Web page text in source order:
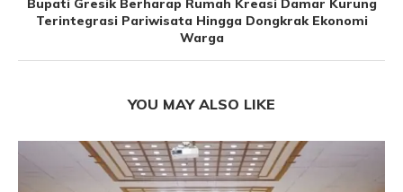
Bupati Gresik Berharap Rumah Kreasi Damar Kurung
Terintegrasi Pariwisata Hingga Dongkrak Ekonomi
Warga
YOU MAY ALSO LIKE